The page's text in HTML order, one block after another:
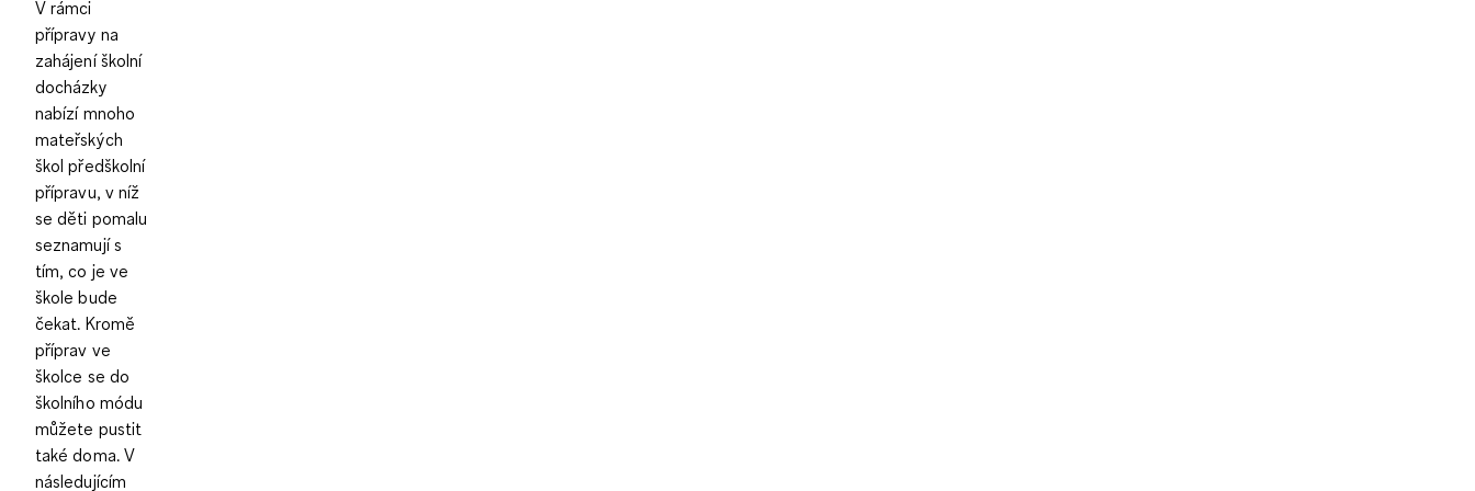
V rámci
přípravy na
zahájení školní
docházky
nabízí mnoho
mateřských
škol předškolní
přípravu, v níž
se děti pomalu
seznamují s
tím, co je ve
škole bude
čekat. Kromě
příprav ve
školce se do
školního módu
můžete pustit
také doma. V
následujícím